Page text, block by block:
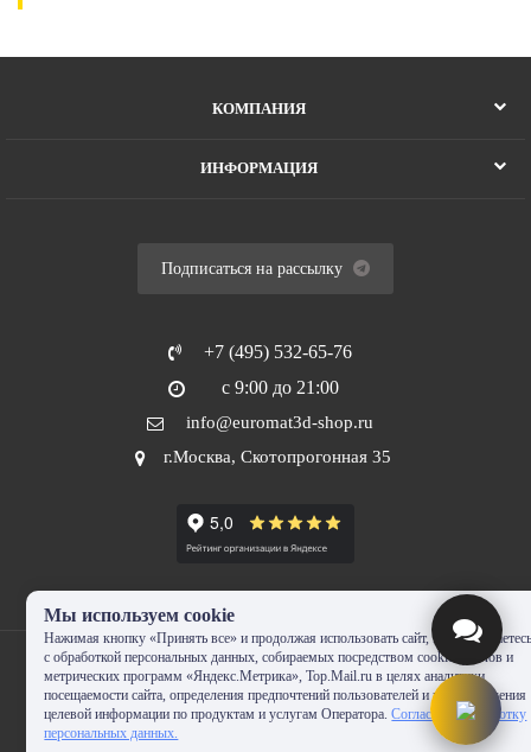
КОМПАНИЯ
ИНФОРМАЦИЯ
Подписаться на рассылку
+7 (495) 532-65-76
с 9:00 до 21:00
info@euromat3d-shop.ru
г.Москва, Скотопрогонная 35
© 2010-2024 - EUROMAT|3D-SHOP.RU. Все права защищены. Копирование
Мы используем cookie
Нажимая кнопку «Принять все» и продолжая использовать сайт, Вы
с обработкой персональных данных, собираемых посредством cookie-файлов и
метрических программ «Яндекс.Метрика», Top.Mail.ru в целях аналитики
посещаемости сайта, определения предпочтений пользователей и предоставления
целевой информации по продуктам и услугам Оператора.Согласие на обработку
персональных данных.